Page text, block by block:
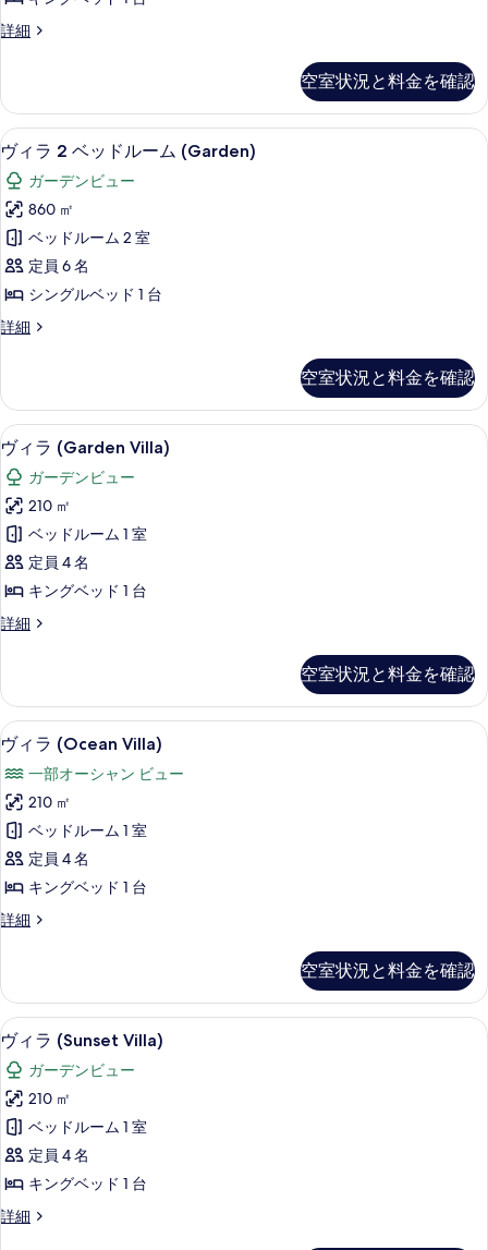
の
絞
み
条
件
Private
King
Bed
の
す
べ
て
の
写
真
示
す
る
詳細
Panoramic
Private
Pool
-
King
Bed
の
詳
細
空室状況と料金を確認
ヴ
ィ
ラ
2
ベ
ッ
ド
ル
ム
(Garden)
の
す
べ
て
の
写
真
示
す
る
ヴィラ 2 ベッドルーム (Garden) | 部
12
ヴィラ 2 ベッドルーム (Garden)
ガーデンビュー
860 ㎡
ベッドルーム 2 室
定員 6 名
シングルベッド 1 台
詳細
ヴ
ベ
ッ
ド
ル
ー
ム
(Garden)
の
詳
細
空室状況と料金を確認
ヴ
ィ
ラ
(Garden
Villa)
の
す
べ
写
真
を
表
示
す
る
ヴィラ (Garden Villa) | 部屋からの景観
15
ヴィラ (Garden Villa)
ガーデンビュー
210 ㎡
ベッドルーム 1 室
定員 4 名
キングベッド 1 台
詳細
ヴ
Villa)
の
詳
細
空室状況と料金を確認
ヴ
ィ
ラ
(Ocean
Villa)
の
す
べ
写
真
を
表
示
す
る
ヴィラ (Ocean Villa) | バルコニーから
16
ヴィラ (Ocean Villa)
一部オーシャン ビュー
210 ㎡
ベッドルーム 1 室
定員 4 名
キングベッド 1 台
詳細
ヴ
Villa)
の
詳
細
空室状況と料金を確認
ヴ
ィ
ラ
(Sunset
Villa)
の
す
べ
ヴィラ (Sunset Villa) | バルコニーから
16
ヴィラ (Sunset Villa)
ガーデンビュー
210 ㎡
ベッドルーム 1 室
定員 4 名
キングベッド 1 台
詳細
ヴ